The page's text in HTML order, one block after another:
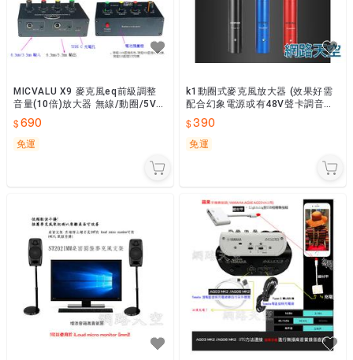
MICVALU X9 麥克風eq前級調整
音量(10倍)放大器 無線/動圈/5V電
容麥克風適用 可充電美音 網路天
空690
免運
k1動圈式麥克風放大器 (效果好需
配合幻象電源或有48V聲卡調音台)
麥克風前級動圈麥克風功率增益 網
路天空
390
免運